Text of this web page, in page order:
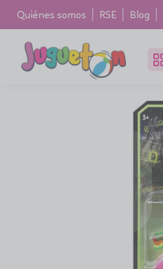
Quiénes somos RSE Blog